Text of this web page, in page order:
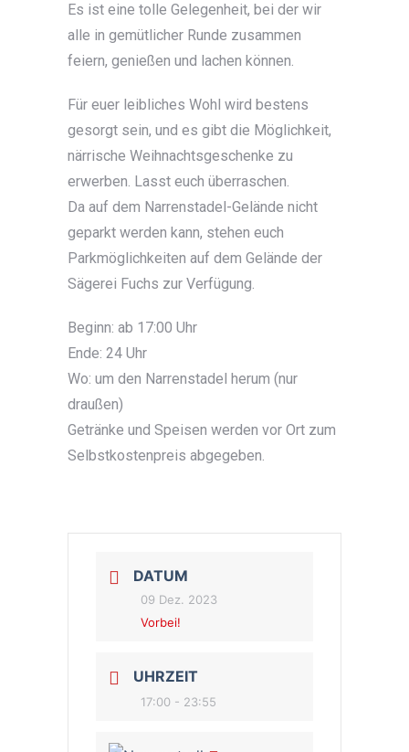
Es ist eine tolle Gelegenheit, bei der wir
alle in gemütlicher Runde zusammen
feiern, genießen und lachen können.
Für euer leibliches Wohl wird bestens
gesorgt sein, und es gibt die Möglichkeit,
närrische Weihnachtsgeschenke zu
erwerben. Lasst euch überraschen.
Da auf dem Narrenstadel-Gelände nicht
geparkt werden kann, stehen euch
Parkmöglichkeiten auf dem Gelände der
Sägerei Fuchs zur Verfügung.
Beginn: ab 17:00 Uhr
Ende: 24 Uhr
Wo: um den Narrenstadel herum (nur
draußen)
Getränke und Speisen werden vor Ort zum
Selbstkostenpreis abgegeben.
DATUM
09 Dez. 2023
Vorbei!
UHRZEIT
17:00 - 23:55